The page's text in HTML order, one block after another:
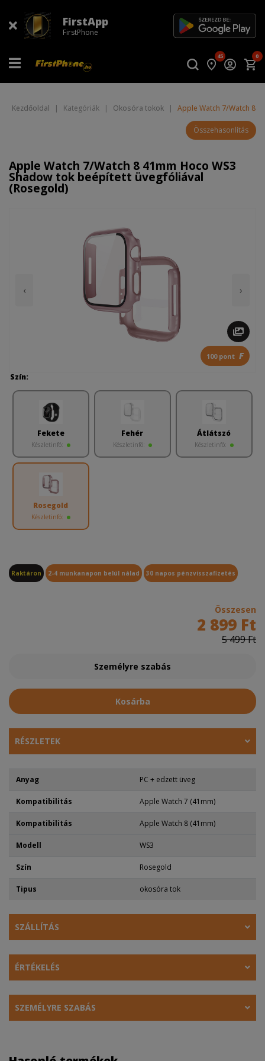
FirstApp
FirstPhone
45 0
Kezdőoldal | Kategóriák | Okosóra tokok | Apple Watch 7/Watch 8
Összehasonlítás
Apple Watch 7/Watch 8 41mm Hoco WS3
Shadow tok beépített üvegfóliával
(Rosegold)
‹ ›
100 pont F
Szín:
Fekete
Készletinfó:
Fehér
Készletinfó:
Átlátszó
Készletinfó:
Rosegold
Készletinfó:
Raktáron 2-4 munkanapon belül nálad 30 napos pénzvisszafizetés
Összesen
2 899 Ft
5 499 Ft
Személyre szabás
Kosárba
RÉSZLETEK
Anyag PC + edzett üveg
Kompatibilitás Apple Watch 7 (41mm)
Kompatibilitás Apple Watch 8 (41mm)
Modell WS3
Szín Rosegold
Tipus okosóra tok
SZÁLLÍTÁS
ÉRTÉKELÉS
SZEMÉLYRE SZABÁS